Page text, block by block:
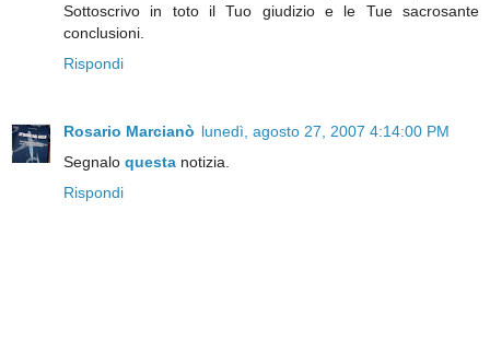
Sottoscrivo in toto il Tuo giudizio e le Tue sacrosante
conclusioni.
Rispondi
Rosario Marcianò lunedì, agosto 27, 2007 4:14:00 PM
Segnalo questa notizia.
Rispondi